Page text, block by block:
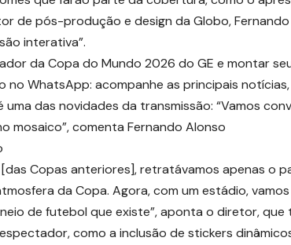
de pós-produção e design da Globo,
interativa”.
da Copa do Mundo 2026 do GE e montar
no WhatsApp: acompanhe as principais
uma das novidades da transmissão: “Vamos
mosaico”, comenta Fernando Alonso
Copas anteriores], retratávamos apenas o
da Copa. Agora, com um estádio,
de futebol que existe”, aponta o diretor,
como a inclusão de stickers